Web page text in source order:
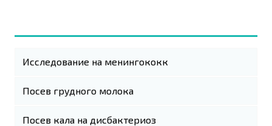
Исследование на менингококк
Посев грудного молока
Посев кала на дисбактериоз